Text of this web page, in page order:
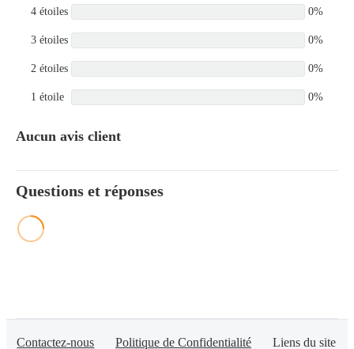
4 étoiles 0%
3 étoiles 0%
2 étoiles 0%
1 étoile 0%
Aucun avis client
Questions et réponses
Contactez-nous Politique de Confidentialité Liens du site